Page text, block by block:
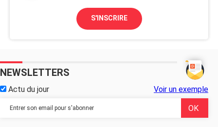
S'INSCRIRE
NEWSLETTERS
Actu du jour Voir un exemple